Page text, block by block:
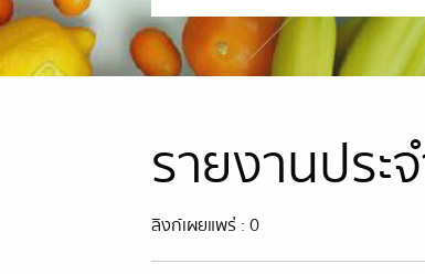
รายงานปร
ลิงก์เผยแพร่ : 0